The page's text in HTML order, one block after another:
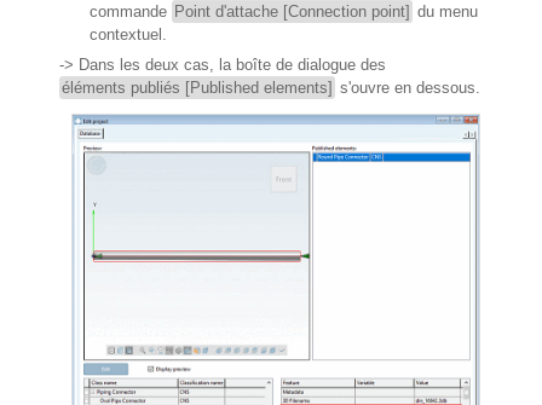
commande Point d'attache [Connection point] du menu
contextuel.
-> Dans les deux cas, la boîte de dialogue des
éléments publiés [Published elements] s'ouvre en dessous.